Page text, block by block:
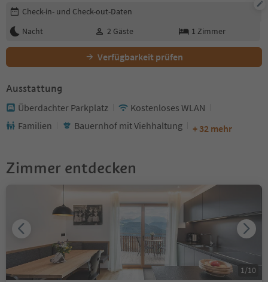
Buchungsdetails bearbeiten
Check-in- und Check-out-Daten
Nacht
2 Gäste 1 Zimmer
Verfügbarkeit prüfen
Ausstattung
Überdachter Parkplatz
Kostenloses WLAN
Familien
Bauernhof mit Viehhaltung + 32 mehr
Zimmer entdecken
1 /10